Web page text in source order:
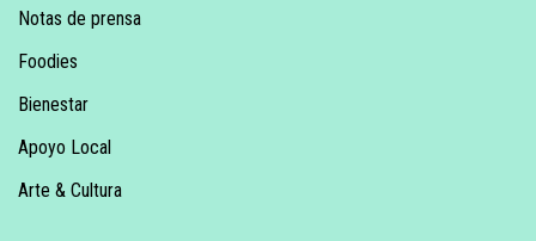
Notas de prensa
Foodies
Bienestar
Apoyo Local
Arte & Cultura